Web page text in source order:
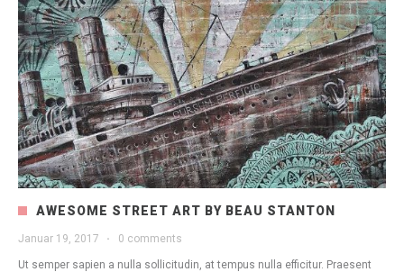
AWESOME STREET ART BY BEAU STANTON
Januar 19, 2017 · 0 comments
Ut semper sapien a nulla sollicitudin, at tempus nulla efficitur. Praesent